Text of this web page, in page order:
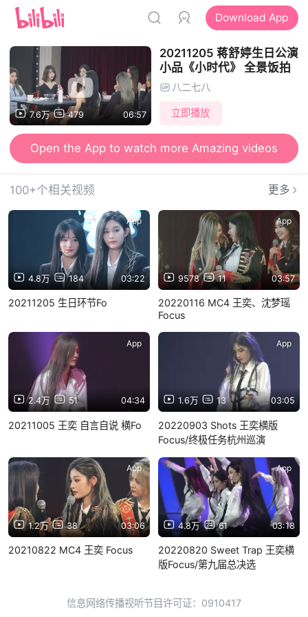
Download App
7.6万 479 06:57
20211205 蒋舒婷生日公演
小品《小时代》 全景饭拍
八二七八
立即播放
Open the App to watch more Amazing videos
100+个相关视频 更多
4.8万 184 03:22
App
20211205 生日环节Fo
9578 11 03:57
App
20220116 MC4 王奕、沈梦瑶
Focus
2.4万 51 04:34
App
20211005 王奕 自言自说 横Fo
1.6万 13 03:05
App
20220903 Shots 王奕横版
Focus/终极任务杭州巡演
1.2万 38 03:06
App
20210822 MC4 王奕 Focus
4.8万 61 03:18
App
20220820 Sweet Trap 王奕横
版Focus/第九届总决选
信息网络传播视听节目许可证：0910417